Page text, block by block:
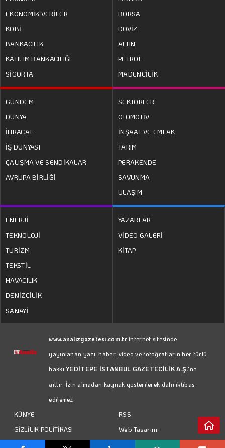
EKONOMİK VERİLER
KOBİ
BANKACILIK
KATILIM BANKACILIĞI
SİGORTA
BORSA
DÖVİZ
ALTIN
PETROL
MADENCİLİK
GÜNDEM
DÜNYA
İHRACAT
İŞ DÜNYASI
ÇALIŞMA VE SENDİKALAR
AVRUPA BİRLİĞİ
SEKTÖRLER
OTOMOTİV
İNŞAAT VE EMLAK
TARIM
PERAKENDE
SAVUNMA
ULAŞIM
ENERJİ
TEKNOLOJİ
TURİZM
TEKSTİL
HAVACILIK
DENİZCİLİK
SANAYİ
YAZARLAR
VİDEO GALERİ
KİTAP
www.analizgazetesi.com.trinternet sitesinde
yayınlanan yazı, haber, video ve fotoğrafların her türlü
hakkıYEDİTEPE İSTANBUL GAZETECİLİK A.Ş.'ne
aittir. İzin almadan kaynak gösterilerek dahi iktibas
edilemez.
KÜNYE
GİZLİLİK POLİTİKASI
KULLANIM KOŞULLARI
RSS
Web Tasarım: